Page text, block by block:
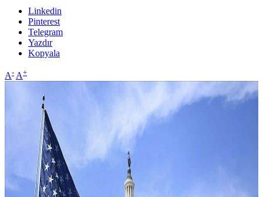
Linkedin
Pinterest
Telegram
Yazdır
Kopyala
A- A+